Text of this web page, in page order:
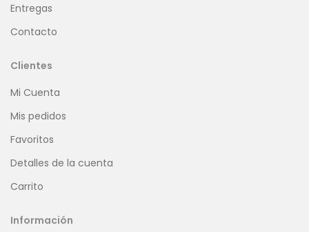
Entregas
Contacto
Clientes
Mi Cuenta
Mis pedidos
Favoritos
Detalles de la cuenta
Carrito
Información